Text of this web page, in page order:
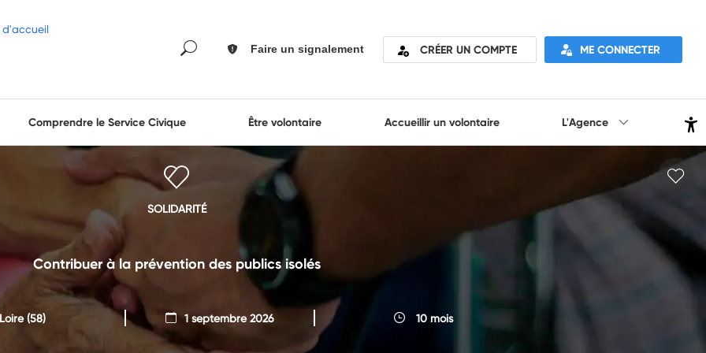
Faire un signalement CRÉER UN COMPTE ME CONNECTER
Comprendre le Service Civique Être volontaire Accueillir un volontaire L'Agence
SOLIDARITÉ
Contribuer à la prévention des publics isolés
(58) 1 septembre 2026 10 mois